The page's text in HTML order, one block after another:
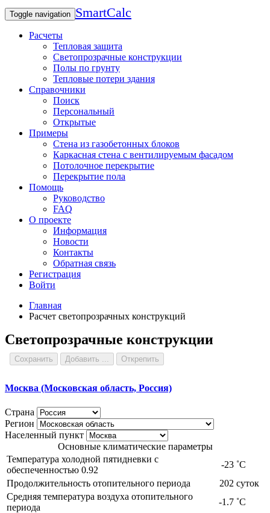
Toggle navigation SmartCalc
Расчеты
Тепловая защита
Светопрозрачные конструкции
Полы по грунту
Тепловые потери здания
Справочники
Поиск
Персональный
Открытые
Примеры
Стена из газобетонных блоков
Каркасная стена с вентилируемым фасадом
Потолочное перекрытие
Перекрытие пола
Помощь
Руководство
FAQ
О проекте
Информация
Новости
Контакты
Обратная связь
Регистрация
Войти
Главная
Расчет светопрозрачных конструкций
Светопрозрачные конструкции
Сохранить Добавить ... Открепить
Москва (Московская область, Россия)
Страна
Регион
Населенный пункт
Основные климатические параметры
Температура холодной пятидневки с
обеспеченностью 0.92
-23 ˚С
Продолжительность отопительного периода
202 суток
Средняя температура воздуха отопительного
периода
-1.7 ˚С